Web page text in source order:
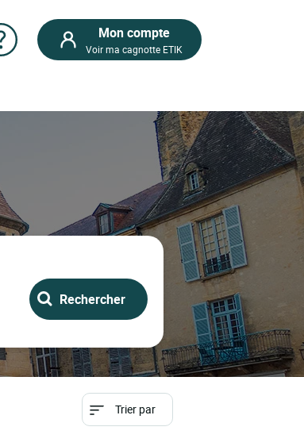
Mon compte
Voir ma cagnotte ETIK
Trier par